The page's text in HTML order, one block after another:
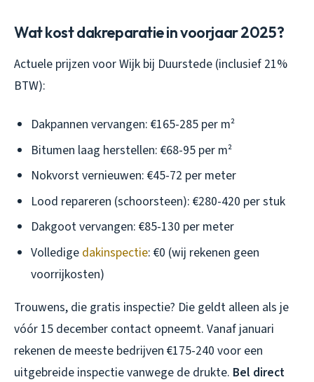
Wat kost dakreparatie in voorjaar 2025?
Actuele prijzen voor Wijk bij Duurstede (inclusief 21%
BTW):
Dakpannen vervangen: €165-285 per m²
Bitumen laag herstellen: €68-95 per m²
Nokvorst vernieuwen: €45-72 per meter
Lood repareren (schoorsteen): €280-420 per stuk
Dakgoot vervangen: €85-130 per meter
Volledige dakinspectie: €0 (wij rekenen geen
voorrijkosten)
Trouwens, die gratis inspectie? Die geldt alleen als je
vóór 15 december contact opneemt. Vanaf januari
rekenen de meeste bedrijven €175-240 voor een
uitgebreide inspectie vanwege de drukte. Bel direct